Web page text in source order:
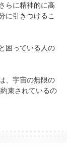
らに精神的に高
に引きつけるこ
困っている人の
、宇宙の無限の
束されているの